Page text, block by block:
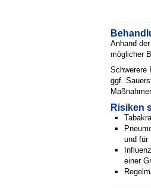
Anhand
möglicher
Schwerere
ggf.
Risiken
und für
einer